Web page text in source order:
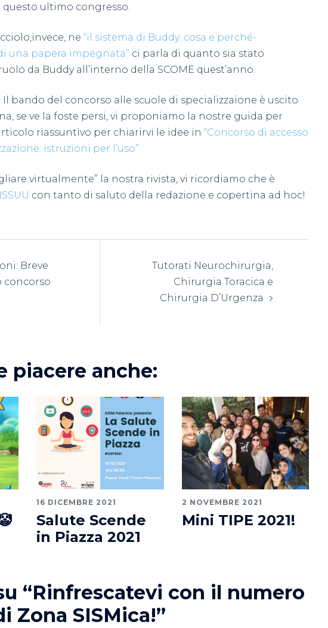
ultimo congresso.
ne “il sistema di Buddy: cosa e perché-
una papera impegnata” ci parla di quanto sia stato
da Buddy all’interno della SCOME quest’anno.
Il bando del concorso alle scuole di specializzaione è uscito
se ve la foste persi, vi proponiamo la nostre guida per
riassuntivo per chiarirvi le idee in “Concorso di accesso
istruzioni per l’uso”
virtualmente” la nostra rivista, vi ricordiamo che è
ISSUU con tanto di saluto della redazione e copertina ad hoc!
Breve
concorso
Tutorati Neurochirurgia,
Chirurgia Toracica e
Chirurgia D’Urgenza
piacere anche:
16 DICEMBRE 2021
Salute Scende
in Piazza 2021
2 NOVEMBRE 2021
Mini TIPE 2021!
“Rinfrescatevi con il numero
Zona SISMica!”